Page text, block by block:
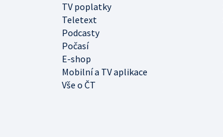
TV poplatky
Teletext
Podcasty
Počasí
E-shop
Mobilní a TV aplikace
Vše o ČT